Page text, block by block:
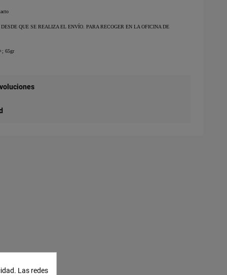
QUE SE REALIZA EL ENVÍO. PARA RECOGER EN LA OFICINA DE
65gr
Las redes